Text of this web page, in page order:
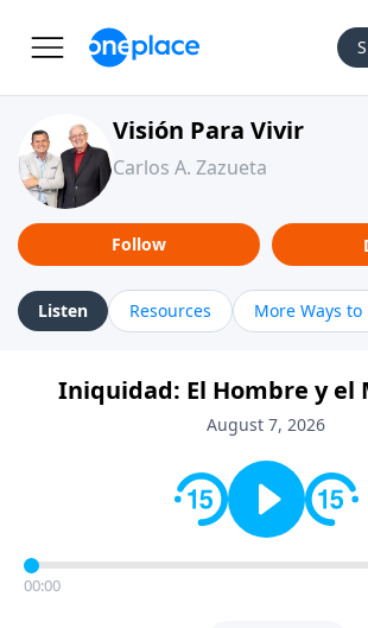
Visión Para Vivir
Carlos A. Zazueta
Follow
Listen Resources More Ways to
Iniquidad: El Hombre y el
August 7, 2026
00:00